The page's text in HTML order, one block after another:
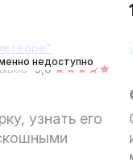
недоступно
5,0
узнать его